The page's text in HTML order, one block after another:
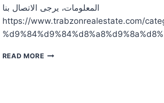
المعلومات، يرجى الاتصال بنا
https://www.trabzonrealestate.com/
READ MOREعقارات